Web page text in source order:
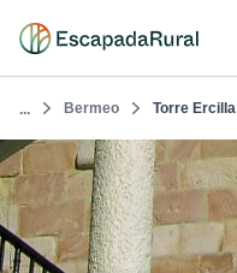
... Bermeo Torre Ercilla